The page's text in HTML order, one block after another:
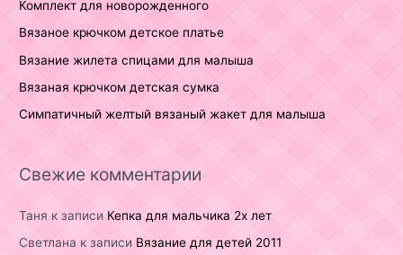
Комплект для новорожденного
Вязаное крючком детское платье
Вязание жилета спицами для малыша
Вязаная крючком детская сумка
Симпатичный желтый вязаный жакет для малыша
Свежие комментарии
Таня к записи Кепка для мальчика 2х лет
Светлана к записи Вязание для детей 2011